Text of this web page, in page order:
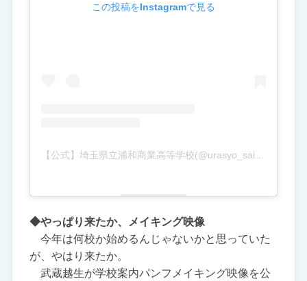
この投稿をInstagramで見る
【公式】埼玉県立浦和商業高等学校(@urasyo_saitama)がシェアした投稿
◆やっぱり来たか、メイキング映像
今年は何校か始めるんじゃないかと思っていた
が、やはり来たか。
武蔵越生が学校案内パンフメイキング映像を公